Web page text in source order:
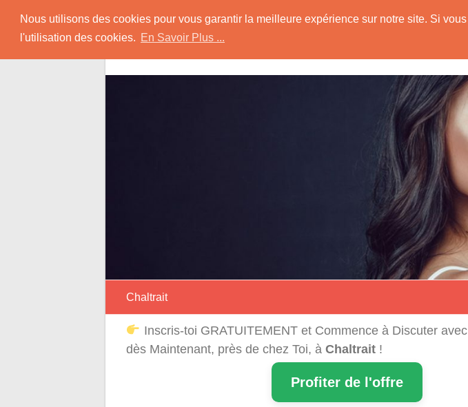
Nous utilisons des cookies pour vous garantir la meilleure expérience sur notre site. Si
l'utilisation des cookies. En Savoir Plus ...
content
Rencontrer-Asiatique
Conseils pour la Rencontre d'une Femme Originaire d'Asie !
Chaltrait
Inscris-toi GRATUITEMENT et Commence à Discuter
dès Maintenant, près de chez Toi, à Chaltrait !
Profiter de l'offre